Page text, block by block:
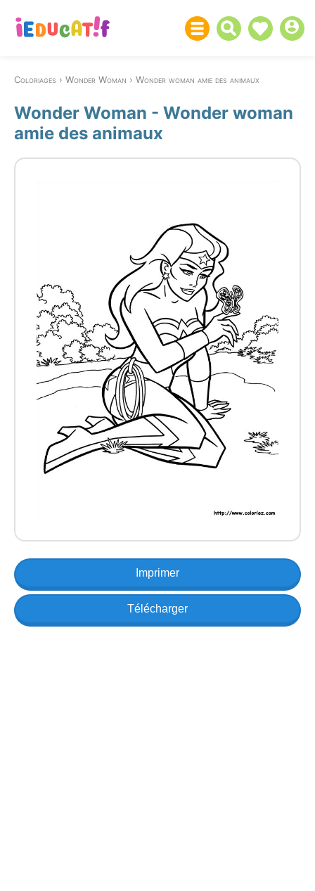
Coloriages Wonder Woman Wonder woman amie des animaux
Wonder Woman - Wonder woman
amie des animaux
Imprimer
Télécharger